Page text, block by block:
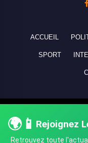
🌍📱 Rejoignez
Retrouvez toute
ACCUEIL
SPORT